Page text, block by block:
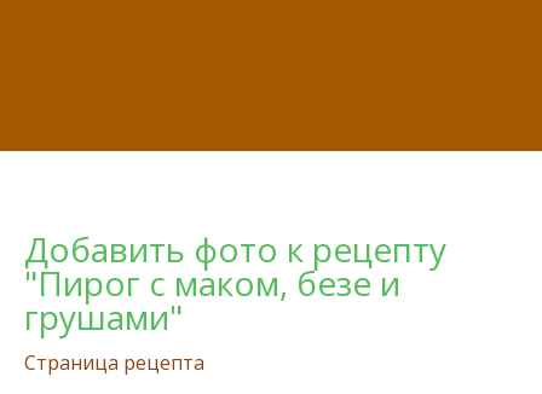
Добавить фото к рецепту
"Пирог с маком, безе и
грушами"
Страница рецепта